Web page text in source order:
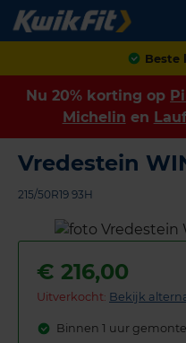
Nu 20% korting op
Michelin en
Vredestein
215/50R19 93H
€ 216,00
Uitverkocht: Bekijk
Binnen 1 uur